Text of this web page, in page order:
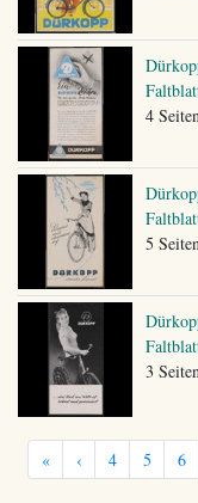
4 Seiten
5 Seiten
3 Seiten
« ‹ 4 5 6